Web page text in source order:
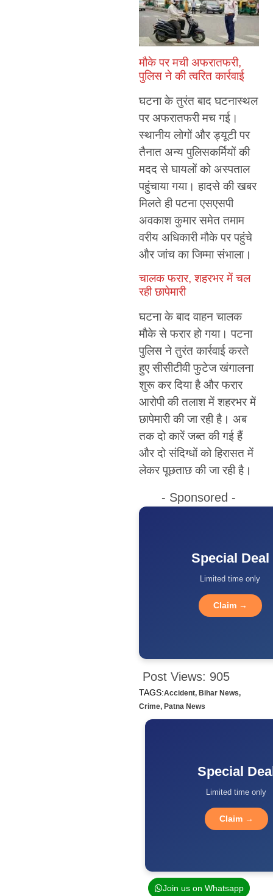
मौके पर मची अफरातफरी,
पुलिस ने की त्वरित कार्रवाई
घटना के तुरंत बाद घटनास्थल
पर अफरातफरी मच गई।
स्थानीय लोगों और ड्यूटी पर
तैनात अन्य पुलिसकर्मियों की
मदद से घायलों को अस्पताल
पहुंचाया गया। हादसे की खबर
मिलते ही पटना एसएसपी
अवकाश कुमार समेत तमाम
वरीय अधिकारी मौके पर पहुंचे
और जांच का जिम्मा संभाला।
चालक फरार, शहरभर में चल
रही छापेमारी
घटना के बाद वाहन चालक
मौके से फरार हो गया। पटना
पुलिस ने तुरंत कार्रवाई करते
हुए सीसीटीवी फुटेज खंगालना
शुरू कर दिया है और फरार
आरोपी की तलाश में शहरभर में
छापेमारी की जा रही है। अब
तक दो कारें जब्त की गई हैं
और दो संदिग्धों को हिरासत में
लेकर पूछताछ की जा रही है।
- Sponsored -
Special Deal
Limited time only
Claim →
Post Views: 905
TAGS:Accident, Bihar News,
Crime, Patna News
Special
Limited time only
Claim →
Join us on Whatsapp